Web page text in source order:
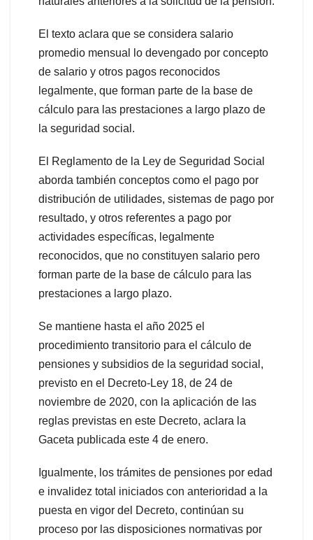
El texto aclara que se considera salario
promedio mensual lo devengado por concepto
de salario y otros pagos reconocidos
legalmente, que forman parte de la base de
cálculo para las prestaciones a largo plazo de
la seguridad social.
El Reglamento de la Ley de Seguridad Social
aborda también conceptos como el pago por
distribución de utilidades, sistemas de pago por
resultado, y otros referentes a pago por
actividades específicas, legalmente
reconocidos, que no constituyen salario pero
forman parte de la base de cálculo para las
prestaciones a largo plazo.
Se mantiene hasta el año 2025 el
procedimiento transitorio para el cálculo de
pensiones y subsidios de la seguridad social,
previsto en el Decreto-Ley 18, de 24 de
noviembre de 2020, con la aplicación de las
reglas previstas en este Decreto, aclara la
Gaceta publicada este 4 de enero.
Igualmente, los trámites de pensiones por edad
e invalidez total iniciados con anterioridad a la
puesta en vigor del Decreto, continúan su
proceso por las disposiciones normativas por